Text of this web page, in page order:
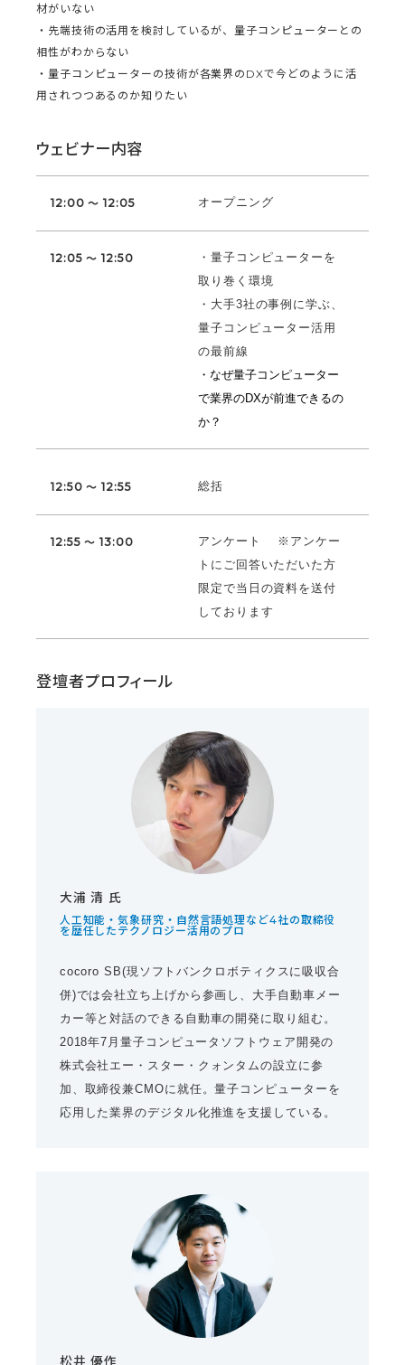
材がいない
・先端技術の活用を検討しているが、量子コンピューターとの
相性がわからない
・量子コンピューターの技術が各業界のDXで今どのように活
用されつつあるのか知りたい
ウェビナー内容
12:00 ～ 12:05 オープニング
12:05 ～ 12:50
・量子コンピューターを
取り巻く環境
・大手3社の事例に学ぶ、
量子コンピューター活用
の最前線
・なぜ量子コンピューター
で業界のDXが前進できるの
か？
12:50 ～ 12:55 総括
12:55 ～ 13:00
アンケート ※アンケー
トにご回答いただいた方
限定で当日の資料を送付
しております
登壇者プロフィール
大浦 清 氏
人工知能・気象研究・自然言語処理など4社の取締役
を歴任したテクノロジー活用のプロ
cocoro SB(現ソフトバンクロボティクスに吸収合
併)では会社立ち上げから参画し、大手自動車メー
カー等と対話のできる自動車の開発に取り組む。
2018年7月量子コンピュータソフトウェア開発の
株式会社エー・スター・クォンタムの設立に参
加、取締役兼CMOに就任。量子コンピューターを
応用した業界のデジタル化推進を支援している。
松井 優作